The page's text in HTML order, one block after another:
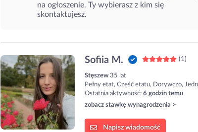
na ogłoszenie. Ty wybierasz z kim się
skontaktujesz.
Sofiia M. (1)
Stęszew35 lat
Pełny etat, Część etatu, Dorywczo,
Ostatnia aktywność: 6 godzin temu
zobacz stawkę wynagrodzenia >
Napisz wiadomość